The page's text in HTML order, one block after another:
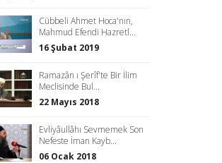
Cübbeli Ahmet Hoca'nın,
Mahmud Efendi Hazretl...
16 Şubat 2019
Ramazân ı Şerîf'te Bir İlim
Meclisinde Bul...
22 Mayıs 2018
Evliyâullâhı Sevmemek Son
Nefeste İman Kayb...
06 Ocak 2018